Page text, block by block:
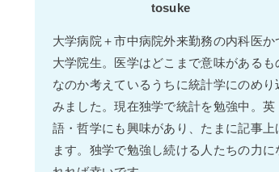
tosuke
大学病院＋市中病院外来勤務の内科医か
大学院生。医学はどこまで意味があるも
なのか考えているうちに統計学にのめり
みました。現在独学で統計を勉強中。英
語・哲学にも興味があり、たまに記事上
ます。独学で勉強し続ける人たちの力に